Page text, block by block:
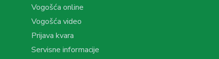
Vogošća online
Vogošća video
Prijava kvara
Servisne informacije